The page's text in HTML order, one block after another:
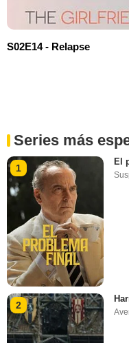
S02E14 - Relapse
Series más
1
El
2